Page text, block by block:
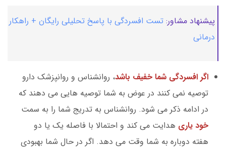
پیشنهاد مشاور: تست افسردگی با پاسخ تحلیلی رایگان + راهکار
درمانی
اگر افسردگی شما خفیف باشد، روانشناس و روانپزشک دارو
توصیه نمی کنند در عوض به شما توصیه هایی می دهند که
در ادامه ذکر می شود. روانشناس به تدریج شما را به سمت
خود یاری هدایت می کند و احتمالا با فاصله یک یا دو
هفته دوباره به شما وقت می دهد. اگر در حال شما بهبودی